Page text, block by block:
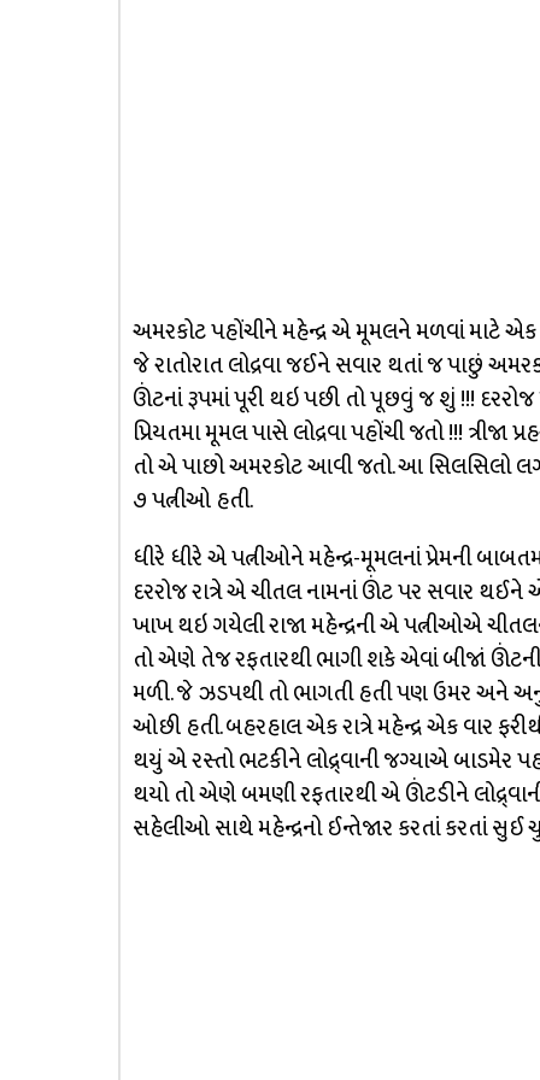
અમરકોટ પહોંચીને મહેન્દ્ર એ મૂમલને મળવાં માટે
જે રાતોરાત લોદ્રવા જઈને સવાર થતાં જ પાછું
ઊંટનાં રૂપમાં પૂરી થઇ પછી તો પૂછવું જ શું !!!
પ્રિયતમા મૂમલ પાસે લોદ્રવા પહોંચી જતો !!!
તો એ પાછો અમરકોટ આવી જતો. આ સિલસિલો
૭ પત્નીઓ હતી.
ધીરે ધીરે એ પત્નીઓને મહેન્દ્ર-મૂમલનાં પ્રેમની
દરરોજ રાત્રે એ ચીતલ નામનાં ઊંટ પર સવાર થઈને
ખાખ થઇ ગયેલી રાજા મહેન્દ્રની એ પત્નીઓએ
તો એણે તેજ રફતારથી ભાગી શકે એવાં બીજાં
મળી. જે ઝડપથી તો ભાગતી હતી પણ ઉમર અને
ઓછી હતી. બહરહાલ એક રાત્રે મહેન્દ્ર એક વાર
થયું એ રસ્તો ભટકીને લોદ્ર્વાની જગ્યાએ બાડમેર
થયો તો એણે બમણી રફતારથી એ ઊંટડીને
સહેલીઓ સાથે મહેન્દ્રનો ઈન્તેજાર કરતાં કરતાં સુઈ